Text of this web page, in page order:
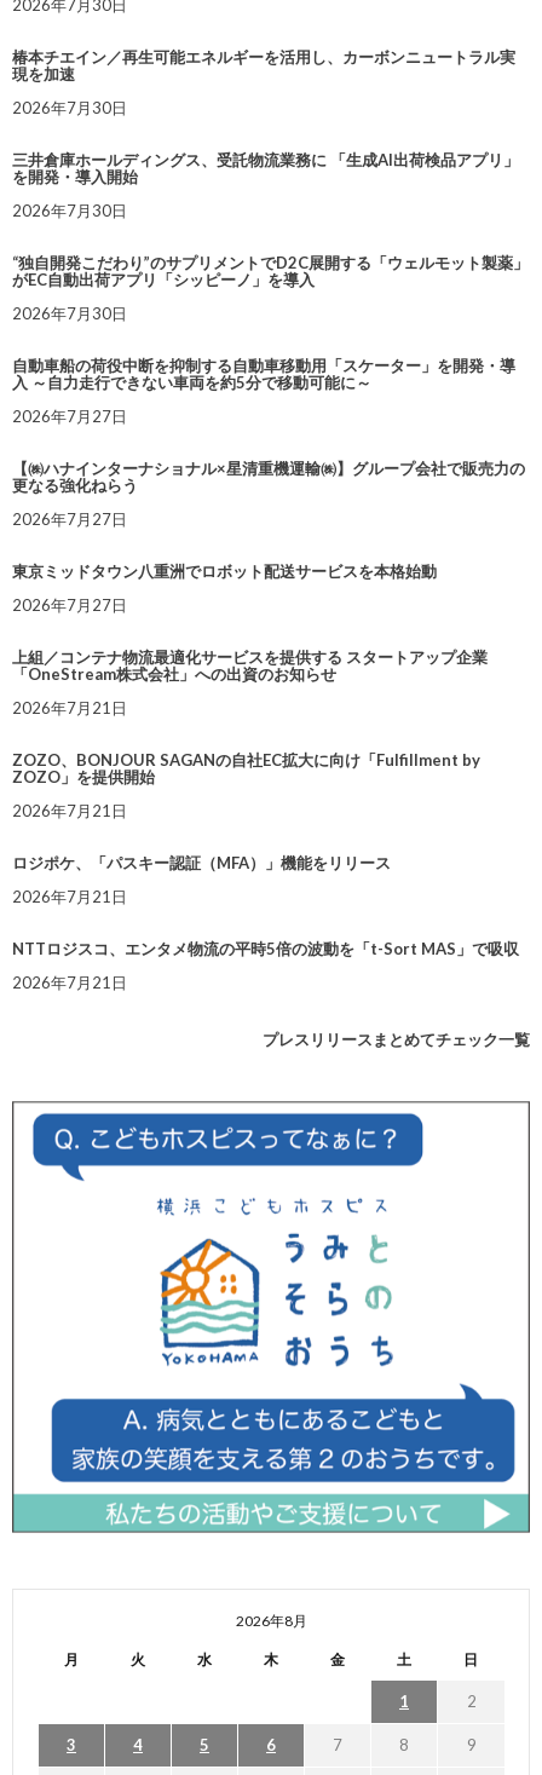
2026年7月30日
椿本チエイン／再生可能エネルギーを活用し、カーボンニュートラル実
現を加速
2026年7月30日
三井倉庫ホールディングス、受託物流業務に 「生成AI出荷検品アプリ」
を開発・導入開始
2026年7月30日
“独自開発こだわり”のサプリメントでD2C展開する「ウェルモット製薬」
がEC自動出荷アプリ「シッピーノ」を導入
2026年7月30日
自動車船の荷役中断を抑制する自動車移動用「スケーター」を開発・導
入 ～自力走行できない車両を約5分で移動可能に～
2026年7月27日
【㈱ハナインターナショナル×星清重機運輸㈱】グループ会社で販売力の
更なる強化ねらう
2026年7月27日
東京ミッドタウン八重洲でロボット配送サービスを本格始動
2026年7月27日
上組／コンテナ物流最適化サービスを提供する スタートアップ企業
「OneStream株式会社」への出資のお知らせ
2026年7月21日
ZOZO、BONJOUR SAGANの自社EC拡大に向け「Fulfillment by
ZOZO」を提供開始
2026年7月21日
ロジポケ、「パスキー認証（MFA）」機能をリリース
2026年7月21日
NTTロジスコ、エンタメ物流の平時5倍の波動を「t-Sort MAS」で吸収
2026年7月21日
プレスリリースまとめてチェック一覧
2026年8月
月 火 水 木 金 土 日
1 2
3 4 5 6 7 8 9